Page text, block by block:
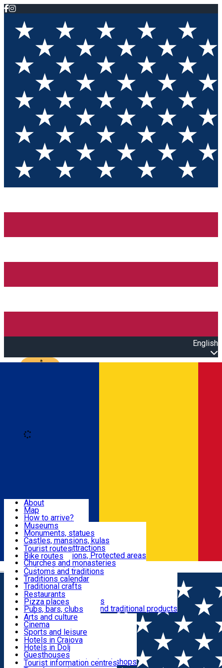
English
Română
Attractions
Routes
Customs, Traditions
Food & Drinks
Leisure & Fun
Accommodation
Useful
About
Map
How to arrive?
Recommendations
Tourist attractions
News
Museums
Monuments, statues
Castles, mansions, kulas
Architectural attractions
Natural attractions, Protected areas
Churches and monasteries
Archaeological sites
Parks and gardens
Tourist routes
Bike routes
Customs and traditions
Traditions calendar
Traditional crafts
Traditional cuisine
Wineries and vineyards
Local manufacturers and traditional products
Restaurants
Pizza places
Pubs, bars, clubs
Cafes and teahouses
Sweets and ice cream
Fast-food
Arts and culture
Cinema
Sports and leisure
Horse riding
Swimming pools
Zoo
Shopping, souvenirs, bookshops
Hotels in Craiova
Hotels in Dolj
Guesthouses
Villas
Tourist information centres